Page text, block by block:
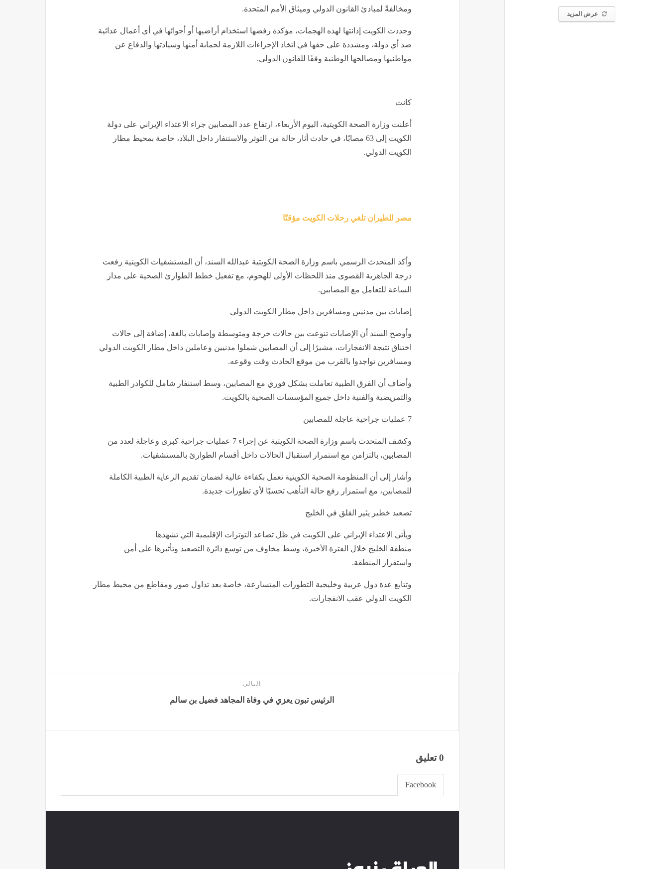
عرض المزيد
ومخالفةً لمبادئ القانون الدولي وميثاق الأمم المتحدة.
وجددت الكويت إدانتها لهذه الهجمات، مؤكدة رفضها استخدام أراضيها أو أجوائها في أي أعمال عدائية
ضد أي دولة، ومشددة على حقها في اتخاذ الإجراءات اللازمة لحماية أمنها وسيادتها والدفاع عن
مواطنيها ومصالحها الوطنية وفقًا للقانون الدولي.
كانت
أعلنت وزارة الصحة الكويتية، اليوم الأربعاء، ارتفاع عدد المصابين جراء الاعتداء الإيراني على دولة
الكويت إلى 63 مصابًا، في حادث أثار حالة من التوتر والاستنفار داخل البلاد، خاصة بمحيط مطار
الكويت الدولي.
مصر للطيران تلغي رحلات الكويت مؤقتًا
وأكد المتحدث الرسمي باسم وزارة الصحة الكويتية عبدالله السند، أن المستشفيات الكويتية رفعت
درجة الجاهزية القصوى منذ اللحظات الأولى للهجوم، مع تفعيل خطط الطوارئ الصحية على مدار
الساعة للتعامل مع المصابين.
إصابات بين مدنيين ومسافرين داخل مطار الكويت الدولي
وأوضح السند أن الإصابات تنوعت بين حالات حرجة ومتوسطة وإصابات بالغة، إضافة إلى حالات
اختناق نتيجة الانفجارات، مشيرًا إلى أن المصابين شملوا مدنيين وعاملين داخل مطار الكويت الدولي
ومسافرين تواجدوا بالقرب من موقع الحادث وقت وقوعه.
وأضاف أن الفرق الطبية تعاملت بشكل فوري مع المصابين، وسط استنفار شامل للكوادر الطبية
والتمريضية والفنية داخل جميع المؤسسات الصحية بالكويت.
7 عمليات جراحية عاجلة للمصابين
وكشف المتحدث باسم وزارة الصحة الكويتية عن إجراء 7 عمليات جراحية كبرى وعاجلة لعدد من
المصابين، بالتزامن مع استمرار استقبال الحالات داخل أقسام الطوارئ بالمستشفيات.
وأشار إلى أن المنظومة الصحية الكويتية تعمل بكفاءة عالية لضمان تقديم الرعاية الطبية الكاملة
للمصابين، مع استمرار رفع حالة التأهب تحسبًا لأي تطورات جديدة.
تصعيد خطير يثير القلق في الخليج
ويأتي الاعتداء الإيراني على الكويت في ظل تصاعد التوترات الإقليمية التي تشهدها
منطقة الخليج خلال الفترة الأخيرة، وسط مخاوف من توسع دائرة التصعيد وتأثيرها على أمن
واستقرار المنطقة.
وتتابع عدة دول عربية وخليجية التطورات المتسارعة، خاصة بعد تداول صور ومقاطع من محيط مطار
الكويت الدولي عقب الانفجارات.
التالى
الرئيس تبون يعزي في وفاة المجاهد فضيل بن سالم
0 تعليق
Facebook